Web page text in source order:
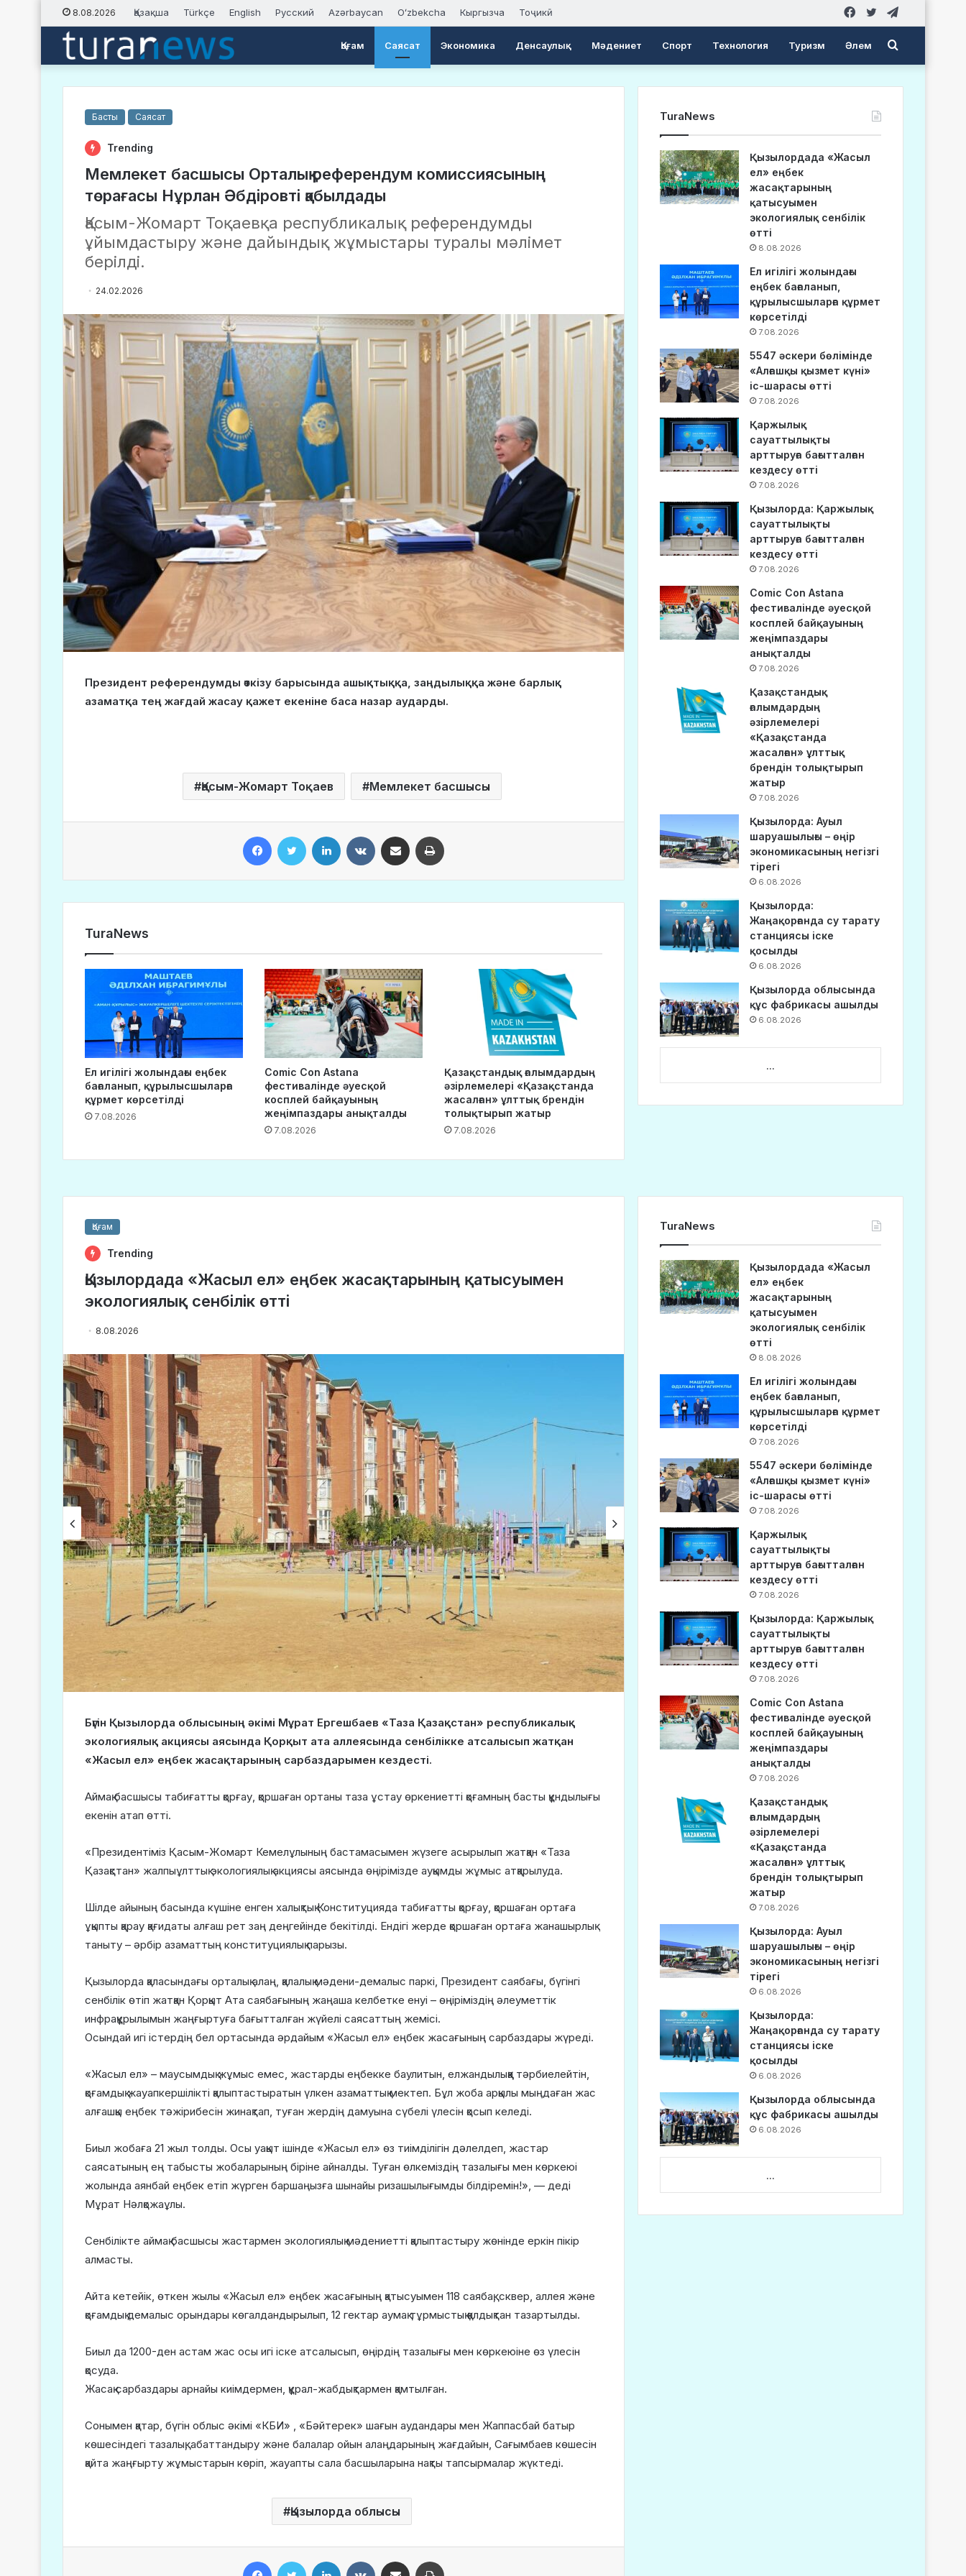
8.08.2026 Қазақша Türkçe English Русский Azərbaycan Oʻzbekcha Кыргызча Тоҷикӣ Twitter
Facebook
Қоғам Саясат Экономика Денсаулық Мәдениет Спорт Технология Туризм Әлем Search
for
Басты Саясат
Trending
Мемлекет басшысы Орталық референдум комиссиясының
төрағасы Нұрлан Әбдіровті қабылдады
Қасым-Жомарт Тоқаевқа республикалық референдумды
ұйымдастыру және дайындық жұмыстары туралы мәлімет
берілді.
24.02.2026
Президент референдумды өткізу барысында ашықтыққа, заңдылыққа және барлық
азаматқа тең жағдай жасау қажет екеніне баса назар аударды.
Қасым-Жомарт Тоқаев Мемлекет басшысы
TuraNews
Ел игілігі жолындағы еңбек
бағаланып, құрылысшыларға
құрмет көрсетілді
7.08.2026
Comic Con Astana
фестивалінде әуесқой
косплей байқауының
жеңімпаздары анықталды
7.08.2026
Қазақстандық ғалымдардың
әзірлемелері «Қазақстанда
жасалған» ұлттық брендін
толықтырып жатыр
7.08.2026
TuraNews
Қызылордада «Жасыл
ел» еңбек
жасақтарының
қатысуымен
экологиялық сенбілік
өтті
8.08.2026
Ел игілігі жолындағы
еңбек бағаланып,
құрылысшыларға құрмет
көрсетілді
7.08.2026
5547 әскери бөлімінде
«Алғашқы қызмет күні»
іс-шарасы өтті
7.08.2026
Қаржылық
сауаттылықты
арттыруға бағытталған
кездесу өтті
7.08.2026
Қызылорда: Қаржылық
сауаттылықты
арттыруға бағытталған
кездесу өтті
7.08.2026
Comic Con Astana
фестивалінде әуесқой
косплей байқауының
жеңімпаздары
анықталды
7.08.2026
Қазақстандық
ғалымдардың
әзірлемелері
«Қазақстанда
жасалған» ұлттық
брендін толықтырып
жатыр
7.08.2026
Қызылорда: Ауыл
шаруашылығы – өңір
экономикасының негізгі
тірегі
6.08.2026
Қызылорда:
Жаңақорғанда су тарату
станциясы іске
қосылды
6.08.2026
Қызылорда облысында
құс фабрикасы ашылды
6.08.2026
...